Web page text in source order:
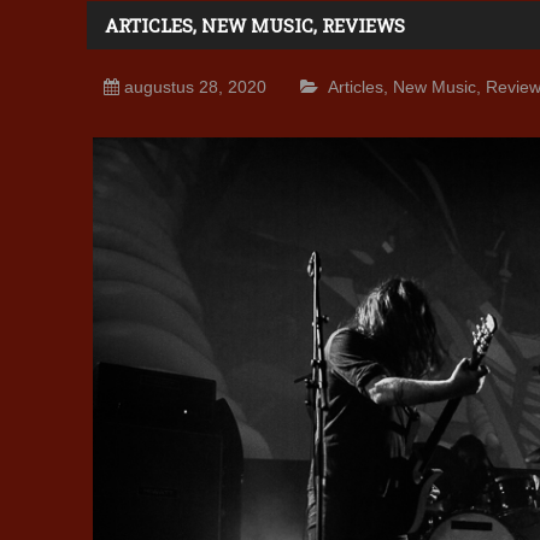
ARTICLES, NEW MUSIC, REVIEWS
augustus 28, 2020 Articles New Music